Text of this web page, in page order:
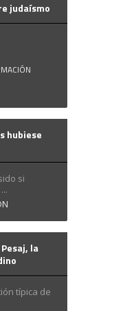
judaísmo
hubiese
si
la
típica de